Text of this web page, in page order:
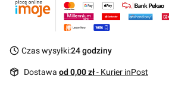
Czas wysyłki:24 godziny
Dostawa od 0,00 zł- Kurier inPost